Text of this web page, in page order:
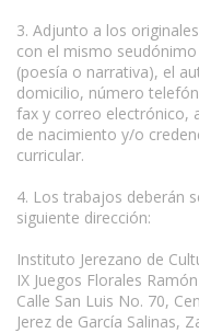
3. Adjunto a los
con el mismo
(poesía o narrativa), el
domicilio, número
fax y correo electrónico,
de nacimiento y/o
curricular.
4. Los trabajos deberán
siguiente dirección:
Instituto Jerezano de
IX Juegos Florales
Calle San Luis No. 70,
Jerez de García Salinas,